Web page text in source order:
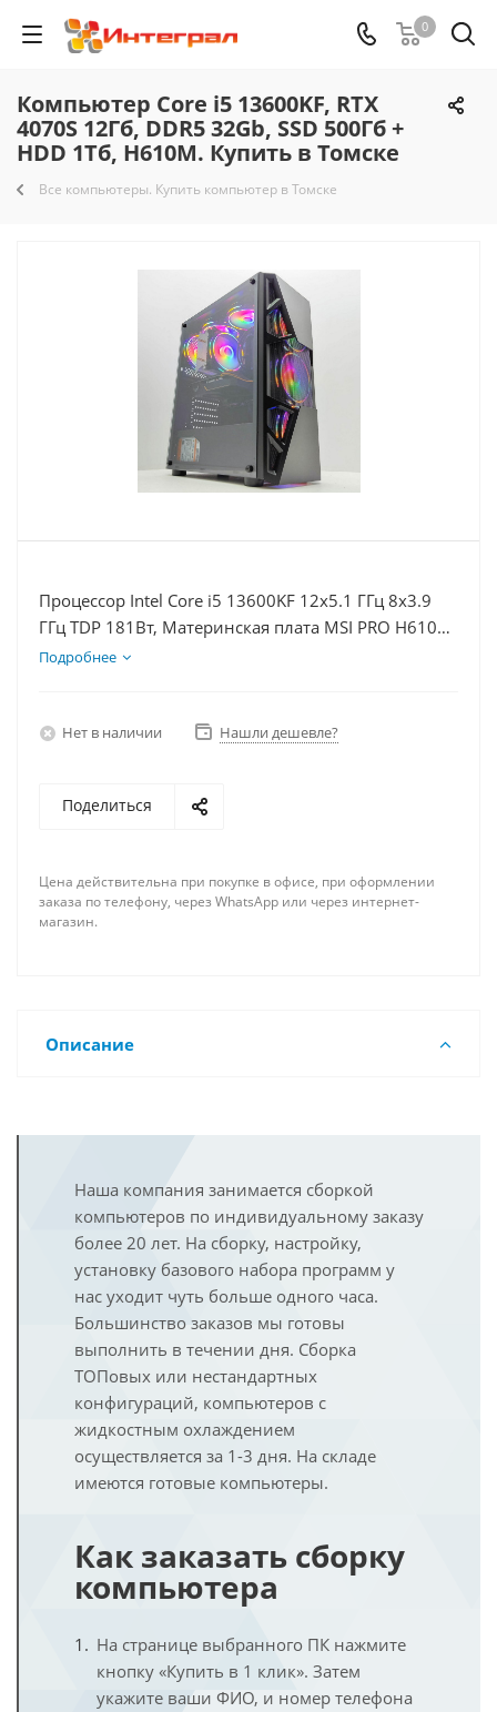
0
Компьютер Core i5 13600KF, RTX
4070S 12Гб, DDR5 32Gb, SSD 500Гб +
HDD 1Тб, H610M. Купить в Томске
Все компьютеры. Купить компьютер в Томске
Процессор Intel Core i5 13600KF 12x5.1 ГГц 8x3.9
ГГц TDP 181Вт, Материнская плата MSI PRO H610M-
E D5, Видеокарта RTX 4070S 12Гб, Память
Подробнее
Нет в наличии Нашли дешевле?
Поделиться
Цена действительна при покупке в офисе, при оформлении
заказа по телефону, через WhatsApp или через интернет-
магазин.
Описание
Наша компания занимается сборкой
компьютеров по индивидуальному заказу
более 20 лет. На сборку, настройку,
установку базового набора программ у
нас уходит чуть больше одного часа.
Большинство заказов мы готовы
выполнить в течении дня. Сборка
ТОПовых или нестандартных
конфигураций, компьютеров с
жидкостным охлаждением
осуществляется за 1-3 дня. На складе
имеются готовые компьютеры.
Как заказать сборку
компьютера
На странице выбранного ПК нажмите
кнопку «Купить в 1 клик». Затем
укажите ваши ФИО, и номер телефона